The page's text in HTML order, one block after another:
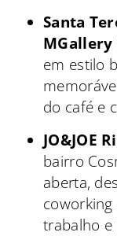
Santa
em estilo
do café e
JO&JOE
bairro
aberta,
trabalho e